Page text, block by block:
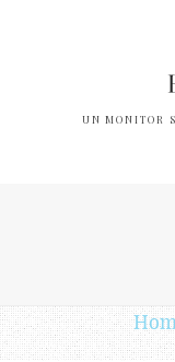
UN MONITOR
2
3